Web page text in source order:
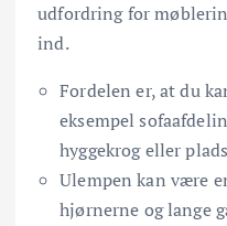
udfordring for
ind.
Fordelen er, at du
eksempel
hyggekrog eller
Ulempen kan være
hjørnerne og lange